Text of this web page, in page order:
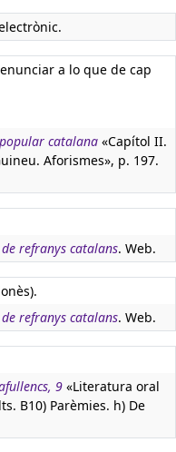
a lo que de cap
catalana «Capítol II.
Aforismes», p. 197.
de refranys catalans. Web.
de refranys catalans. Web.
9 «Literatura oral
B10) Parèmies. h) De